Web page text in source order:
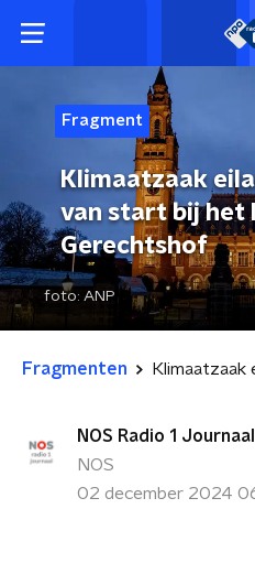
Fragment
Klimaatzaak
van start bij het
Gerechtshof
foto: ANP
Fragmenten
NOS Radio 1 Journaal
NOS
02 december 2024